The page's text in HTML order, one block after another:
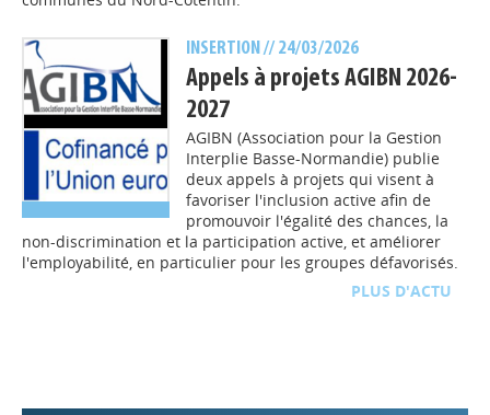
INSERTION // 24/03/2026
Appels à projets AGIBN 2026-
2027
AGIBN (Association pour la Gestion
Interplie Basse-Normandie) publie
deux appels à projets qui visent à
favoriser l'inclusion active afin de
promouvoir l'égalité des chances, la
non-discrimination et la participation active, et améliorer
l'employabilité, en particulier pour les groupes défavorisés.
D'ACTU